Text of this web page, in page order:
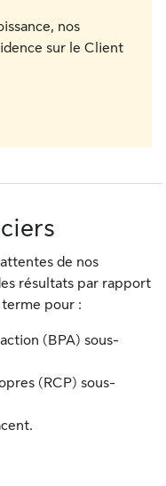
nos
sur le Client
de nos
résultats par rapport
pour :
(BPA) sous-
(RCP) sous-